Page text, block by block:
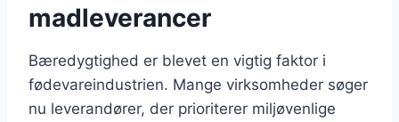
madleverancer
Bæredygtighed er blevet en vigtig faktor i
fødevareindustrien. Mange virksomheder søger
nu leverandører, der prioriterer miljøvenlige